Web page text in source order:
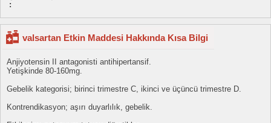
:
valsartan Etkin Maddesi Hakkında Kısa Bilgi
Anjiyotensin II antagonisti antihipertansif.
Yetişkinde 80-160mg.
Gebelik kategorisi; birinci trimestre C, ikinci ve üçüncü trimestre D.
Kontrendikasyon; aşırı duyarlılık, gebelik.